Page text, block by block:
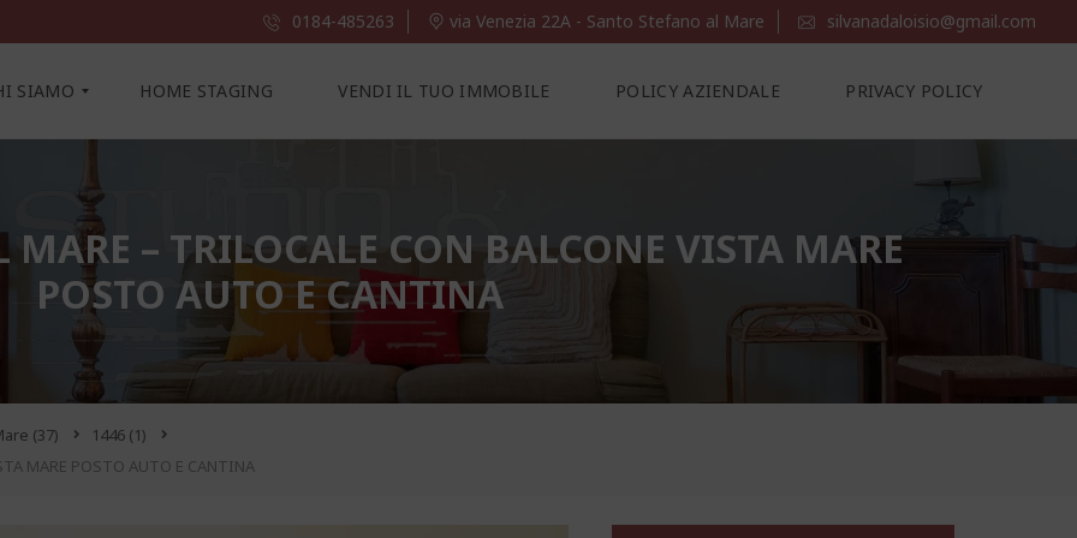
0184-485263 via Venezia 22A - Santo Stefano al Mare silvanadaloisio@gmail.com
SIAMO HOME STAGING VENDI IL TUO IMMOBILE POLICY AZIENDALE PRIVACY POLICY
MARE – TRILOCALE CON BALCONE VISTA MARE
POSTO AUTO E CANTINA
(37) 1446 (1)
MARE POSTO AUTO E CANTINA